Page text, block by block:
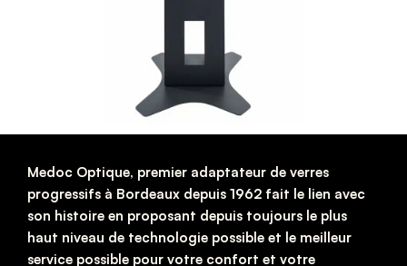
Medoc Optique, premier adaptateur de verres
progressifs à Bordeaux depuis 1962 fait le lien avec
son histoire en proposant depuis toujours le plus
haut niveau de technologie possible et le meilleur
service possible pour votre confort et votre